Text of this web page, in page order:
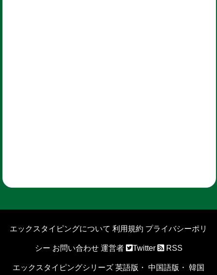
エックスタイピングについて 利用規約 プライバシーポリ
シー お問い合わせ 運営者 Twitter RSS
エックスタイピングシリーズ 英語版 ・ 中国語版 ・ 韓国